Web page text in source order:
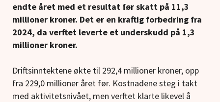
endte året med et resultat før skatt på 11,3
millioner kroner. Det er en kraftig forbedring fra
2024, da verftet leverte et underskudd på 1,3
millioner kroner.
Driftsinntektene økte til 292,4 millioner kroner, opp
fra 229,0 millioner året før. Kostnadene steg i takt
med aktivitetsnivået, men verftet klarte likevel å